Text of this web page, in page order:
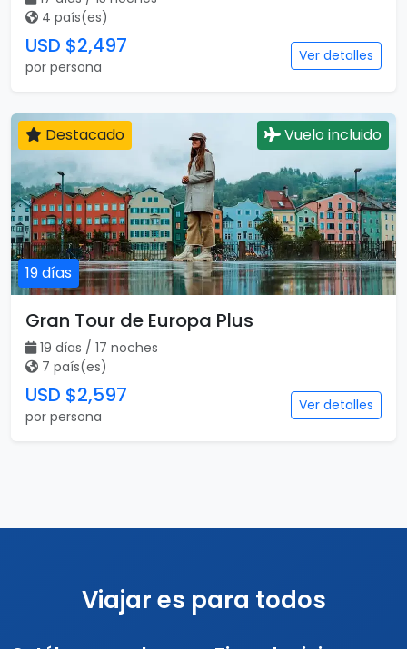
17 días
Mega Europa Iniciando en Barcelona
17 días / 15 noches
4 país(es)
USD $2,497
por persona
Ver detalles
19 días
Destacado Vuelo incluido
USD $2,597